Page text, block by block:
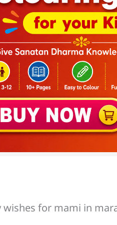
wishes for mami in